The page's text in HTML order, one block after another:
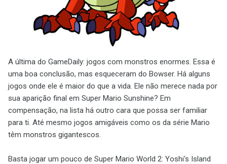
A última do GameDaily: jogos com monstros enormes. Essa é
uma boa conclusão, mas esqueceram do Bowser. Há alguns
jogos onde ele é maior do que a vida. Ele não merece nada por
sua aparição final em Super Mario Sunshine? Em
compensação, na lista há outro cara que possa ser familiar
para ti. Até mesmo jogos amigáveis como os da série Mario
têm monstros gigantescos.
Basta jogar um pouco de Super Mario World 2: Yoshi's Island